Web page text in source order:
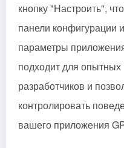
кнопку "Настроить",
панели конфигурации
параметры
подходит для опытных
разработчиков и
контролировать
вашего приложения